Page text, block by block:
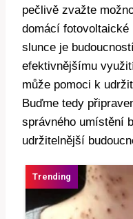
pečlivě zvažte
domácí
slunce je
efektivnějšímu
může pomoci k
Buďme tedy
správného umístění
udržitelnější